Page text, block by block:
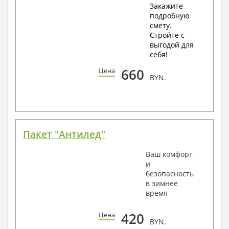
Закажите
подробную
смету.
Стройте с
выгодой для
себя!
Цена 660 BYN.
Пакет "Антилед"
Ваш комфорт
и
безопасность
в зимнее
время
Цена 420 BYN.